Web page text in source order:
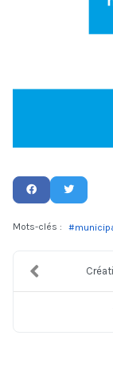
Mots-clés :